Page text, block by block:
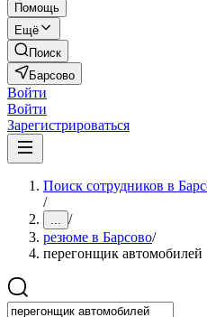
Помощь
Ещё
Поиск
Барсово
Войти
Войти
Зарегистрироваться
Поиск сотрудников в
/
... /
резюме в Барсово/
перегонщик автомобилей